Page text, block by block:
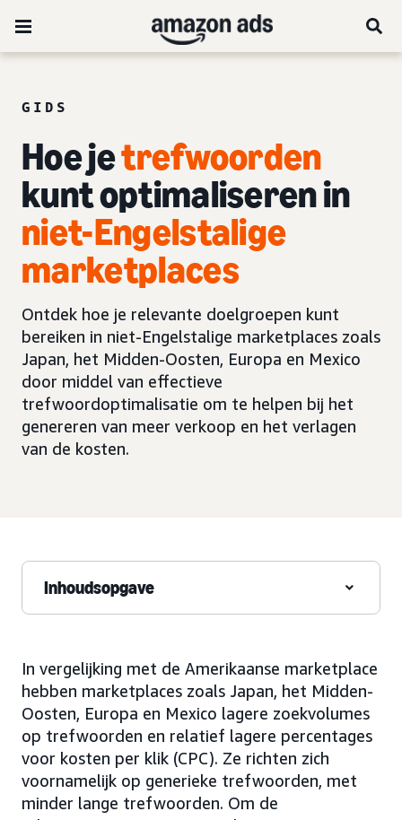
GIDS
Hoe jetrefwoorden
kunt optimaliseren in
niet-Engelstalige
marketplaces
Ontdek hoe je relevante doelgroepen kunt
bereiken in niet-Engelstalige marketplaces zoals
Japan, het Midden-Oosten, Europa en Mexico
door middel van effectieve
trefwoordoptimalisatie om te helpen bij het
genereren van meer verkoop en het verlagen
van de kosten.
Inhoudsopgave
In vergelijking met de Amerikaanse marketplace
hebben marketplaces zoals Japan, het Midden-
Oosten, Europa en Mexico lagere zoekvolumes
op trefwoorden en relatief lagere percentages
voor kosten per klik (CPC). Ze richten zich
voornamelijk op generieke trefwoorden, met
minder lange trefwoorden. Om de